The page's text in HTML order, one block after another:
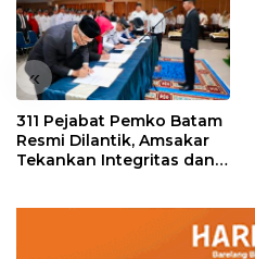
«
311 Pejabat Pemko Batam
Resmi Dilantik, Amsakar
Tekankan Integritas dan